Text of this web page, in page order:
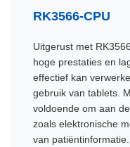
RK3566-CPU
Uitgerust met
hoge prestaties en
effectief kan
gebruik van tablets.
voldoende om aan
zoals elektronische
van patiëntinformatie.